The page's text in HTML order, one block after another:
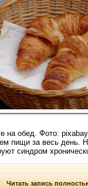
на обед. Фото:
пищи за весь день.
синдром
Читать запись